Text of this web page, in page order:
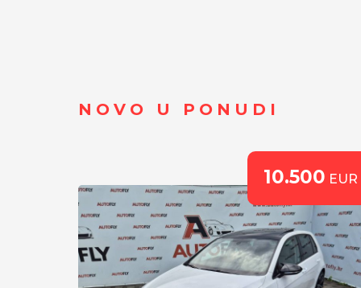
NOVO U PONUDI
10.500 EUR